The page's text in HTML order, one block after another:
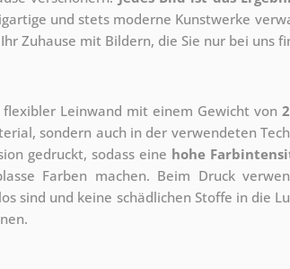
und stets moderne Kunstwerke
Zuhause mit Bildern, die Sie nur bei uns
Leinwand mit einem Gewicht von
sondern auch in der verwendeten
gedruckt, sodass eine hohe
Farben machen. Beim Druck
sind und keine schädlichen Stoffe in die